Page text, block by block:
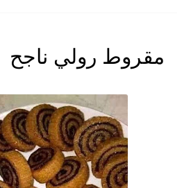
مقروط رولي ناجح